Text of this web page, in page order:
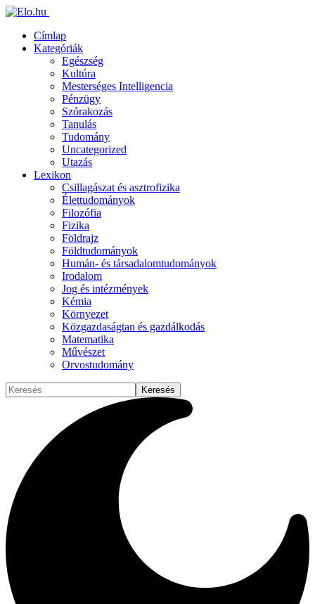
Címlap
Kategóriák
Egészség
Kultúra
Mesterséges Intelligencia
Pénzügy
Szórakozás
Tanulás
Tudomány
Uncategorized
Utazás
Lexikon
Csillagászat és asztrofizika
Élettudományok
Filozófia
Fizika
Földrajz
Földtudományok
Humán- és társadalomtudományok
Irodalom
Jog és intézmények
Kémia
Környezet
Közgazdaságtan és gazdálkodás
Matematika
Művészet
Orvostudomány